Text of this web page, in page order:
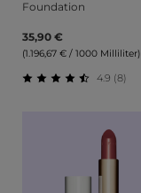
Foundation
35,90 €
(1.196,67 € / 1000 Milliliter)
4.9 (8)